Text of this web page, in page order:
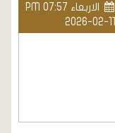
الاربعاء PM 07:57
2026-02-11